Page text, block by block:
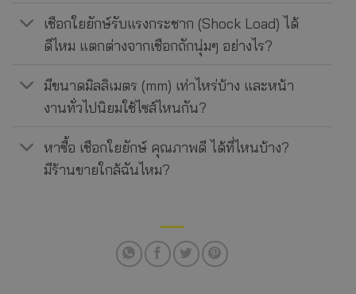
เชือกใยยักษ์รับแรงกระชาก (Shock Load) ได้
ดีไหม แตกต่างจากเชือกถักนุ่มๆ อย่างไร?
มีขนาดมิลลิเมตร (mm) เท่าไหร่บ้าง และหน้า
งานทั่วไปนิยมใช้ไซส์ไหนกัน?
หาซื้อ เชือกใยยักษ์ คุณภาพดี ได้ที่ไหนบ้าง?
มีร้านขายใกล้ฉันไหม?